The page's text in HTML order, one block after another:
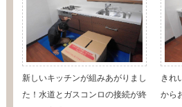
新しいキッチンが組みあがりまし
た！水道とガスコンロの接続が終
きれ
から